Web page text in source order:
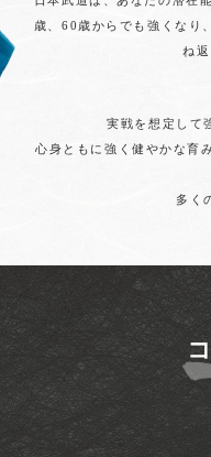
歳、60歳からでも強くなり
ね
実戦を想定して
心身ともに強く健やかな育
多く